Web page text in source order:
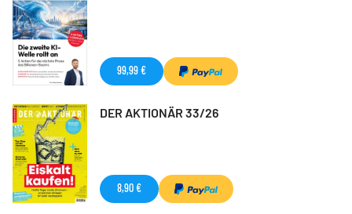
99,99 €
DER AKTIONÄR 33/26
8,90 €